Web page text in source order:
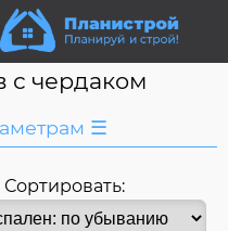
с чердаком
☰
Сортировать: